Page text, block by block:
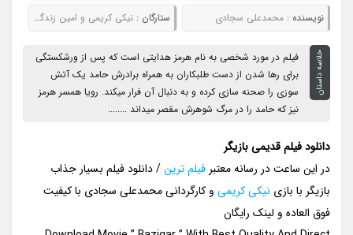
نويسنده :محمدعلی سجادی ستارگان : نیکی کریمی و امین زندگانی
خلاصه داستان
فیلم در مورد شخصی به نام هرمز هدایتی است که پس از ورشکستگی
برای رها شدن از دست طلبکاران به همراه برادرش حامد یک آتش
سوزی را صحنه سازی کرده و به دنبال آن فرار میکند. رویا همسر هرمز
نیز که حامد را در مرگ شوهرش مقصر میداند ........
دانلود فیلم قدیمی بازیگر
در این ساعت در رسانه معتبرفیلم ترین/ دانلود فیلم بسیار جذاب
بازیگر با بازی نیکی کریمی و کارگردانی محمدعلی سجادی با کیفیت
فوق العاده و لینک رایگان